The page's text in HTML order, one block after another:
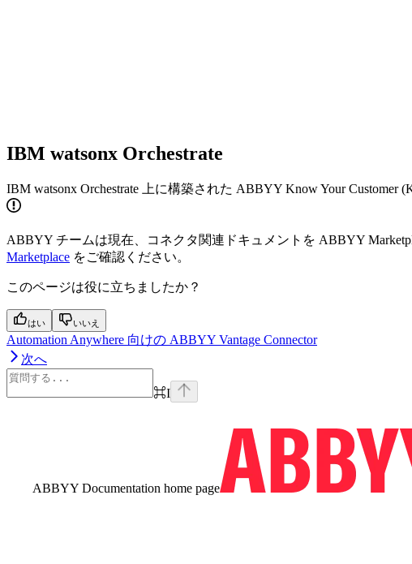
IBM watsonx Orchestrate
IBM watsonx Orchestrate 上に構築された ABBYY Know Your
ABBYY チームは現在、コネクタ関連ドキュメントを ABBYY
Marketplace をご確認ください。
このページは役に立ちましたか？
はい いいえ
Automation Anywhere 向けの ABBYY Vantage Connector
次へ
⌘I
ABBYY Documentation home page